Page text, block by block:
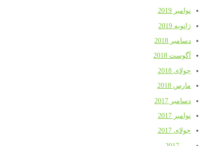
نوامبر 2019
ژانویه 2019
دسامبر 2018
آگوست 2018
جولای 2018
مارس 2018
دسامبر 2017
نوامبر 2017
جولای 2017